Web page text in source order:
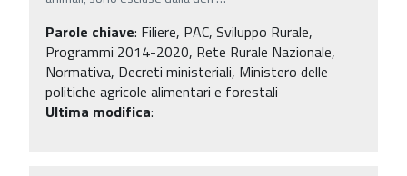
Parole chiave: Filiere, PAC, Sviluppo Rurale,
Programmi 2014-2020, Rete Rurale Nazionale,
Normativa, Decreti ministeriali, Ministero delle
politiche agricole alimentari e forestali
Ultima modifica: